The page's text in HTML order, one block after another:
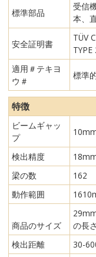
標準部品
受信
本、
安全証明書
TÜV
TYPE
適用＃テキヨ
ウ＃
標準
特徴
ビームギャッ
プ
検出精度
梁の数
162
動作範囲
商品のサイズ
の長
検出距離
30-